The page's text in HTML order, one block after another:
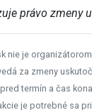
právo zmeny
nie je
za zmeny
termín a čas
je potrebné sa